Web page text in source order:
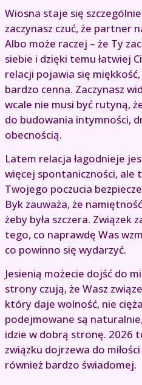
Wiosna staje się
zaczynasz czuć, że partner
Albo może raczej – że Ty
siebie i dzięki temu łatwiej
relacji pojawia się
bardzo cenna. Zaczynasz
wcale nie musi być rutyną,
do budowania intymności,
obecnością.
Latem relacja łagodnieje
więcej spontaniczności, ale
Twojego poczucia
Byk zauważa, że
żeby była szczera. Związek
tego, co naprawdę Was
co powinno się wydarzyć.
Jesienią możecie dojść do
strony czują, że Wasz
który daje wolność, nie
podejmowane są
idzie w dobrą stronę. 2026
związku dojrzewa do
również bardzo świadomej.